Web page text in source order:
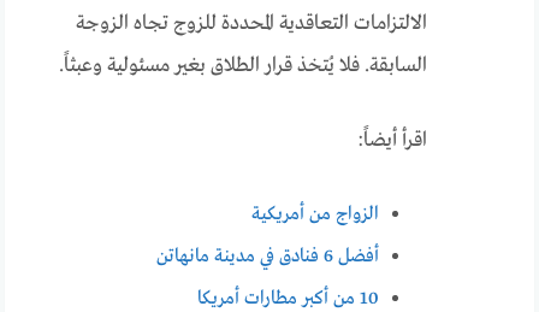
الالتزامات التعاقدية المحددة للزوج تجاه الزوجة
السابقة. فلا يُتخذ قرار الطلاق بغير مسئولية وعبثاً.
اقرأ أيضاً:
الزواج من أمريكية
أفضل 6 فنادق في مدينة مانهاتن
10 من أكبر مطارات أمريكا